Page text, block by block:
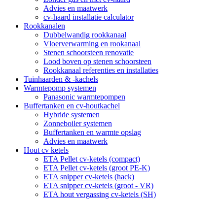
Advies en maatwerk
cv-haard installatie calculator
Rookkanalen
Dubbelwandig rookkanaal
Vloerverwarming en rookanaal
Stenen schoorsteen renovatie
Lood boven op stenen schoorsteen
Rookkanaal referenties en installaties
Tuinhaarden & -kachels
Warmtepomp systemen
Panasonic warmtepompen
Buffertanken en cv-houtkachel
Hybride systemen
Zonneboiler systemen
Buffertanken en warmte opslag
Advies en maatwerk
Hout cv ketels
ETA Pellet cv-ketels (compact)
ETA Pellet cv-ketels (groot PE-K)
ETA snipper cv-ketels (hack)
ETA snipper cv-ketels (groot - VR)
ETA hout vergassing cv-ketels (SH)